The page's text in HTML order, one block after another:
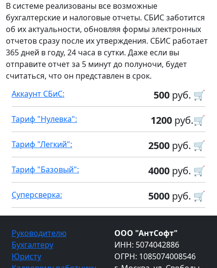
В системе реализованы все возможные
бухгалтерские и налоговые отчеты. СБИС заботится
об их актуальности, обновляя формы электронных
отчетов сразу после их утверждения. СБИС работает
365 дней в году, 24 часа в сутки. Даже если вы
отправите отчет за 5 минут до полуночи, будет
считаться, что он представлен в срок.
500 руб. 🛒
Аккаунт СБиС:
1200 руб.🛒
Тариф "Нулевка":
2500 руб. 🛒
Тариф "Легкий":
4000 руб. 🛒
Тариф "Базовый":
5000 руб. 🛒
Суперсверка:
Руководителю
Бухгалтеру
Юристу
ООО "АнтСофт"
ИНН: 5074042886
ОГРН: 1085074008546